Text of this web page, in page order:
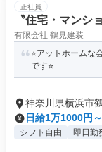
正社員
〝住宅・マンシ
有限会社 鶴見建装
⭐️アットホームな
です⭐️
神奈川県横浜市
日給1万1000円
シフト自由 即日勤